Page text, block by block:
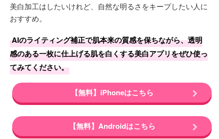
美白加工はしたいけれど、自然な明るさをキープしたい人に
おすすめ。
AIのライティング補正で肌本来の質感を保ちながら、透明
感のある一枚に仕上げる肌を白くする美白アプリをぜひ使っ
てみてください。
【無料】iPhoneはこちら
【無料】Androidはこちら